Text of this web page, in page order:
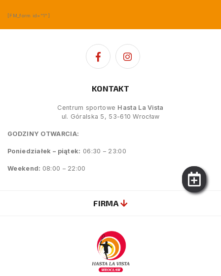
[FM_form id="1"]
KONTAKT
Centrum sportowe Hasta La Vista
ul. Góralska 5, 53-610 Wrocław
GODZINY OTWARCIA:
Poniedziałek – piątek: 06:30 – 23:00
Weekend: 08:00 – 22:00
FIRMA